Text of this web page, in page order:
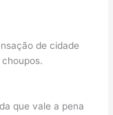
de cidade
que vale a pena